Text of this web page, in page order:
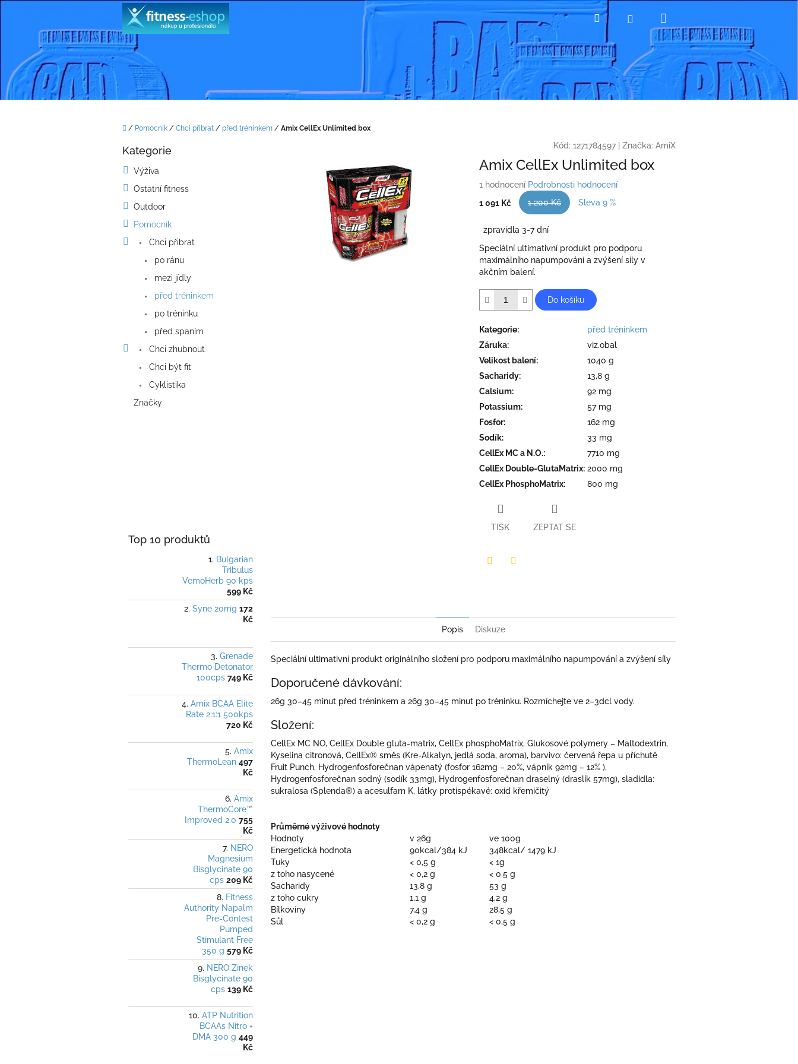
Hledat Přihlášení
košík
Domů
/ Pomocník / Chci přibrat / před tréninkem / Amix CellEx Unlimited box
Přeskočit
Kategorie
Výživa
Ostatní fitness
Outdoor
Pomocník
Chci přibrat
po ránu
mezi jídly
před tréninkem
po tréninku
před spaním
Chci zhubnout
Chci být fit
Cyklistika
Značky
Top 10 produktů
Bulgarian
Tribulus
VemoHerb 90 kps
599 Kč
Syne 20mg 172
Kč
Grenade
Thermo Detonator
100cps 749 Kč
Amix BCAA Elite
Rate 2:1:1 500kps
720 Kč
Amix
ThermoLean 497
Kč
Amix
ThermoCore™
Improved 2.0 755
Kč
NERO
Magnesium
Bisglycinate 90
cps 209 Kč
Fitness
Authority Napalm
Pre-Contest
Pumped
Stimulant Free
350 g 579 Kč
NERO Zinek
Bisglycinate 90
cps 139 Kč
ATP Nutrition
BCAAs Nitro +
DMA 300 g 449
Kč
Kód: 1271784597 Značka: AmiX
Amix CellEx Unlimited box
Průměrné
produktu
5,0
z
hvězdiček.
1 hodnocení Podrobnosti hodnocení
1 091 Kč
1 200 Kč
Sleva 9 %
cena:
zpravidla 3-7 dní
Speciální ultimativní produkt pro podporu
maximálního napumpování a zvýšení síly v
akčním balení.
Do košíku
Kategorie:
před tréninkem
Záruka:
viz.obal
Velikost balení:
1040 g
Sacharidy:
13,8 g
Calsium:
92 mg
Potassium:
57 mg
Fosfor:
162 mg
Sodík:
33 mg
CellEx MC a N.O.:
7710 mg
CellEx Double-GlutaMatrix: 2000 mg
CellEx PhosphoMatrix: 800 mg
TISK ZEPTAT SE
Popis Diskuze
Speciální ultimativní produkt originálního složení pro podporu maximálního napumpování a zvýšení síly
Doporučené dávkování:
26g 30–45 minut před tréninkem a 26g 30–45 minut po tréninku. Rozmíchejte ve 2–3dcl vody.
Složení:
CellEx MC NO, CellEx Double gluta-matrix, CellEx phosphoMatrix, Glukosové polymery – Maltodextrin,
Kyselina citronová, CellEx® směs (Kre-Alkalyn, jedlá soda, aroma), barvivo: červená řepa u příchutě
Fruit Punch, Hydrogenfosforečnan vápenatý (fosfor 162mg – 20%, vápník 92mg – 12% ),
Hydrogenfosforečnan sodný (sodík 33mg), Hydrogenfosforečnan draselný (draslík 57mg), sladidla:
sukralosa (Splenda®) a acesulfam K, látky protispékavé: oxid křemičitý
Průměrné výživové hodnoty
Hodnoty
v 26g
ve 100g
Energetická hodnota
90kcal/384 kJ
348kcal/ 1479 kJ
Tuky
< 0,5 g
< 1g
z toho nasycené
< 0,2 g
< 0,5 g
Sacharidy
13,8 g
53 g
z toho cukry
1,1 g
4,2 g
Bílkoviny
7,4 g
28,5 g
Sůl
< 0,2 g < 0,5 g